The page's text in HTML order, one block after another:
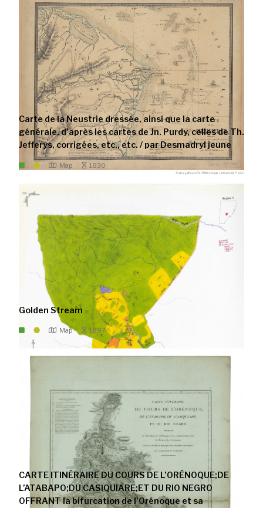
Carte de la Neustrie dressée, ainsi que la carte
générale, d'après les cartes de Jn. Purdy, celles de Th.
Jefferys, corrigées, etc., etc. / par Desmadryl jeune
Map 1830
Golden Stream
Map 1997
CARTE ITINÉRAIRE DU COURS DE L’ORÉNOQUE;DE
L’ATABAPO;DU CASIQUIARE;ET DU RIO NEGRO
OFFRANT la bifurcation de l’Orénoque et sa